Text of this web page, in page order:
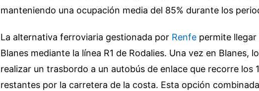
manteniendo una ocupación media del 85% durante los
La alternativa ferroviaria gestionada por Renfe permite
Blanes mediante la línea R1 de Rodalies. Una vez en Blanes,
realizar un trasbordo a un autobús de enlace que recorre los
restantes por la carretera de la costa. Esta opción